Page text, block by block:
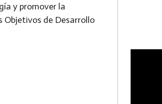
y promover la
Objetivos de Desarrollo